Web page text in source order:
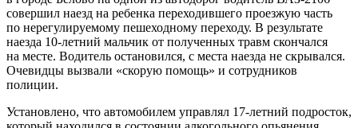
совершил наезд на ребенка переходившего проезжую часть
по нерегулируемому пешеходному переходу. В результате
наезда 10-летний мальчик от полученных травм скончался
на месте. Водитель остановился, с места наезда не скрывался.
Очевидцы вызвали «скорую помощь» и сотрудников
полиции.
Установлено, что автомобилем управлял 17-летний подросток,